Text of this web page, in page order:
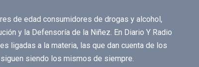
de edad consumidores de drogas y alcohol,
y la Defensoría de la Niñez. En Diario Y Radio
ligadas a la materia, las que dan cuenta de los
siendo los mismos de siempre.